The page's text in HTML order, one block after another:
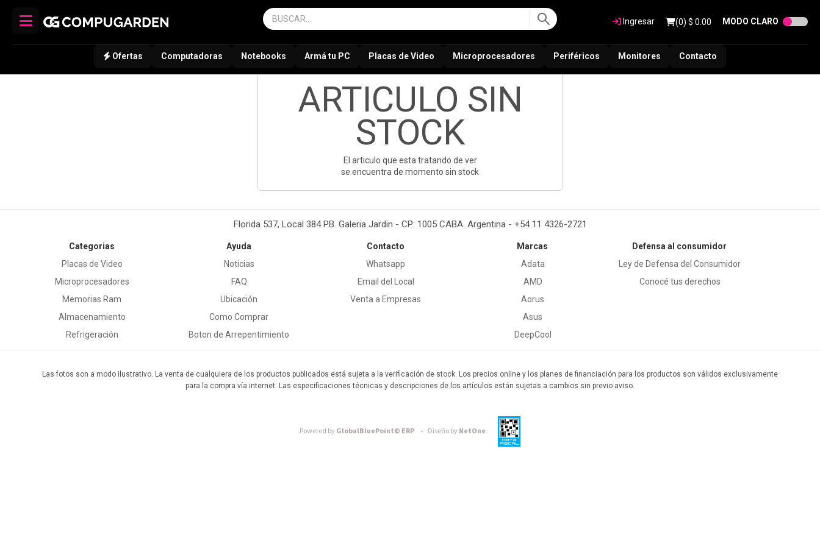
Ingresar (0) $ 0.00 MODO CLARO
Ofertas Computadoras Notebooks Armá tu PC Placas de Video Microprocesadores Periféricos Monitores Contacto
ARTICULO SIN
STOCK
El articulo que esta tratando de ver
se encuentra de momento sin stock
Florida 537, Local 384 PB. Galeria Jardin - CP: 1005 CABA. Argentina - +54 11 4326-2721
Categorias
Placas de Video
Microprocesadores
Memorias Ram
Almacenamiento
Refrigeración
Ayuda
Noticias
FAQ
Ubicación
Como Comprar
Boton de Arrepentimiento
Contacto
Whatsapp
Email del Local
Venta a Empresas
Marcas
Adata
AMD
Aorus
Asus
DeepCool
Defensa al consumidor
Ley de Defensa del Consumidor
Conocé tus derechos
Las fotos son a modo ilustrativo. La venta de cualquiera de los productos publicados está sujeta a la verificación de stock. Los precios online y los planes de financiación para los productos son válidos exclusivamente
para la compra vía internet. Las especificaciones técnicas y descripciones de los artículos están sujetas a cambios sin previo aviso.
Powered byGlobalBluePoint© ERP - Diseño byNetOne